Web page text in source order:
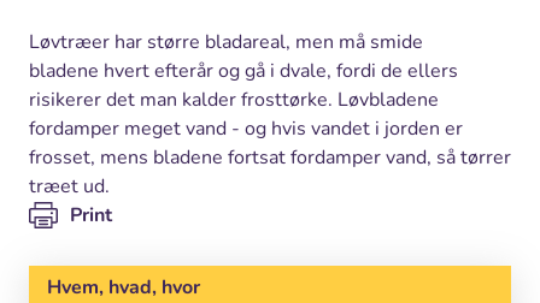
Løvtræer har større bladareal, men må smide
bladene hvert efterår og gå i dvale, fordi de ellers
risikerer det man kalder frosttørke. Løvbladene
fordamper meget vand - og hvis vandet i jorden er
frosset, mens bladene fortsat fordamper vand, så tørrer
træet ud.
Print
Hvem, hvad, hvor